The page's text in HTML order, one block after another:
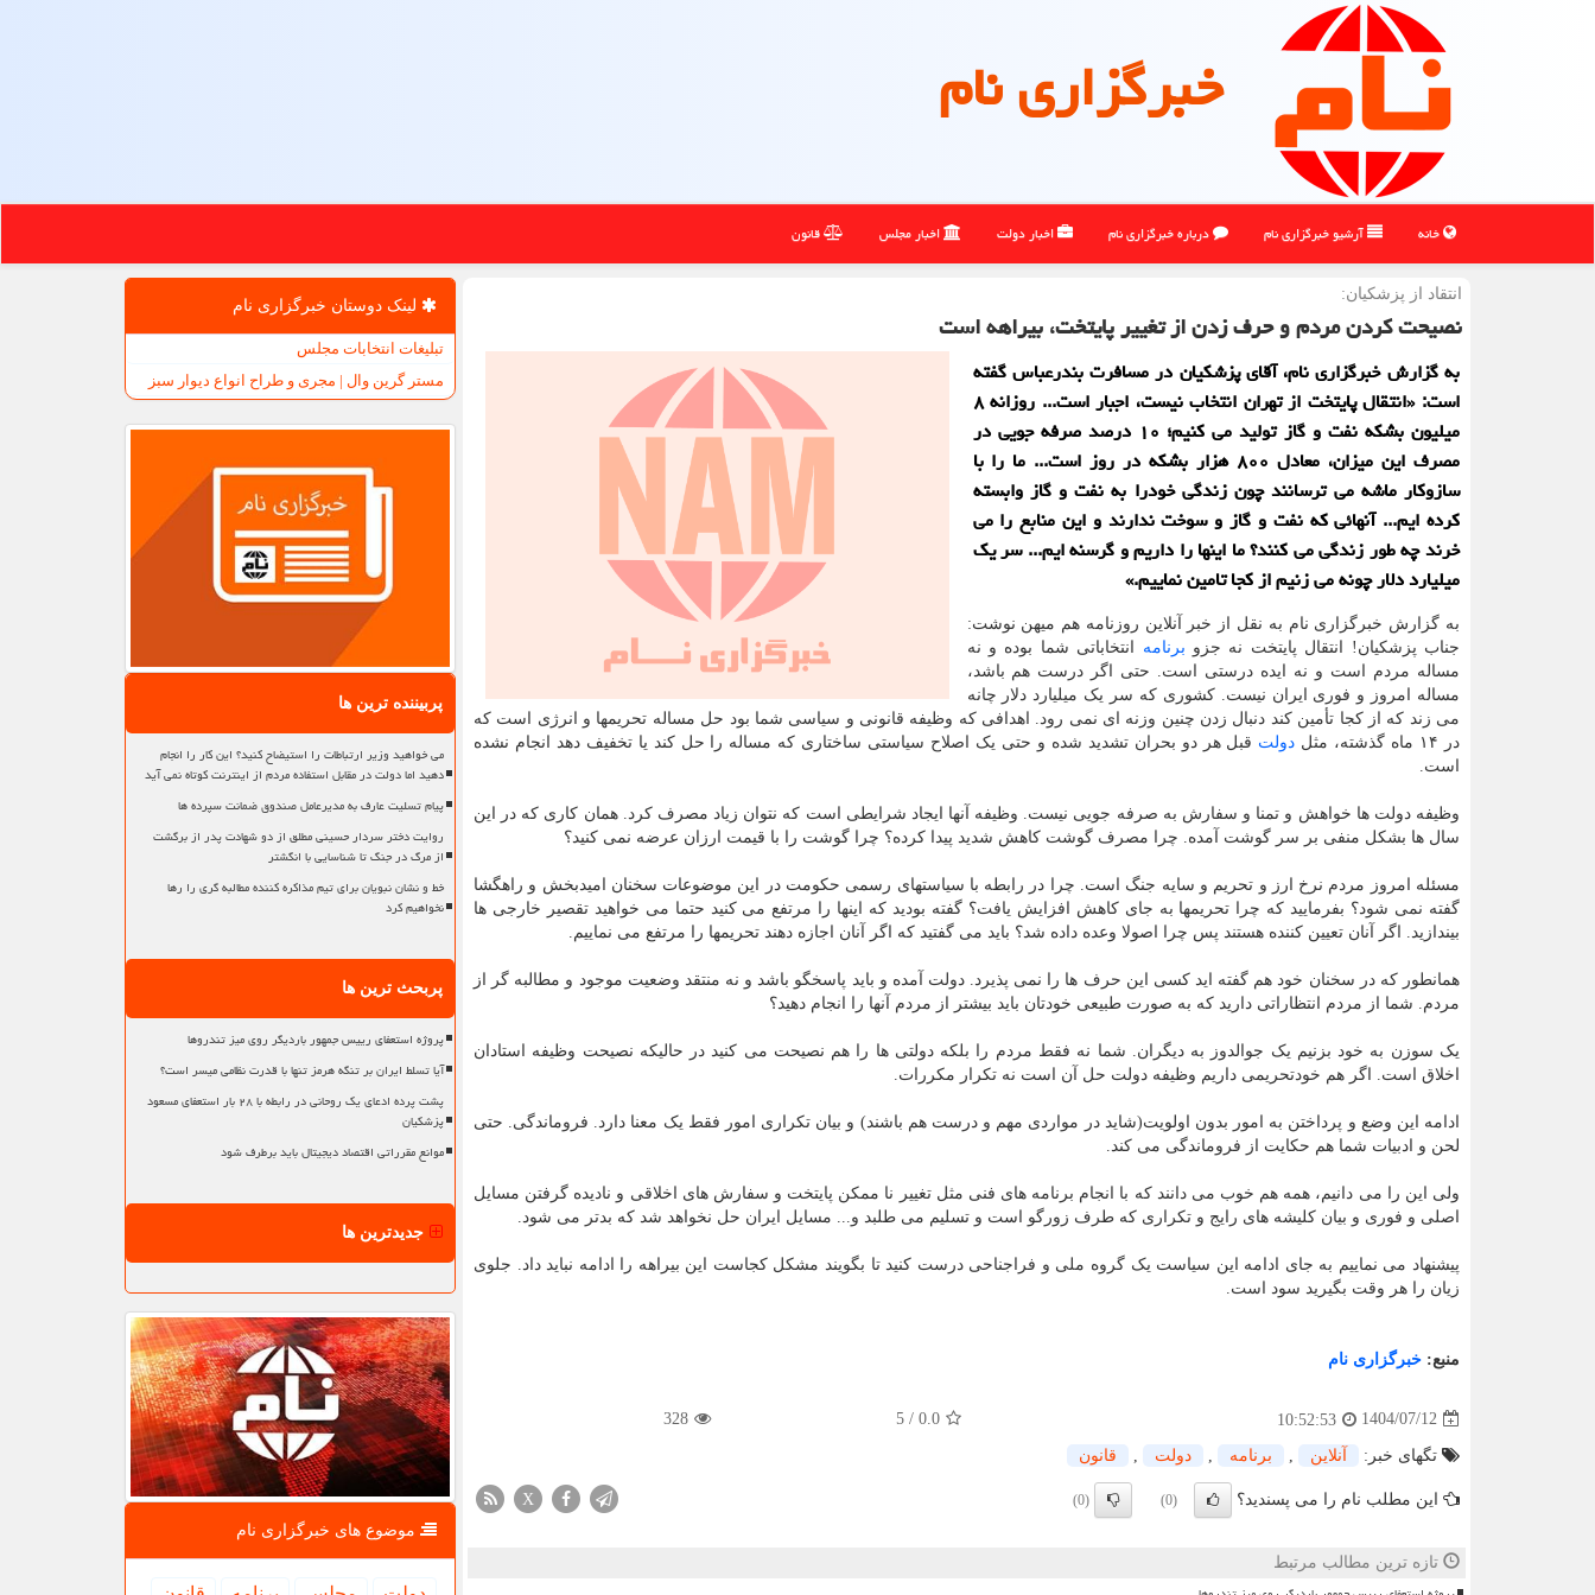
خبرگزاری نام
خانه آرشیو خبرگزاری نام درباره خبرگزاری نام اخبار دولت اخبار مجلس قانون
انتقاد از پزشكیان:
نصیحت کردن مردم و حرف زدن از تغییر پایتخت، بیراهه است
به گزارش خبرگزاری نام، آقای پزشکیان در مسافرت بندرعباس گفته
است: «انتقال پایتخت از تهران انتخاب نیست، اجبار است... روزانه ۸
میلیون بشکه نفت و گاز تولید می کنیم؛ ۱۰ درصد صرفه جویی در
مصرف این میزان، معادل ۸۰۰ هزار بشکه در روز است... ما را با
سازوکار ماشه می ترسانند چون زندگی خودرا به نفت و گاز وابسته
کرده ایم... آنهائی که نفت و گاز و سوخت ندارند و این منابع را می
خرند چه طور زندگی می کنند؟ ما اینها را داریم و گرسنه ایم... سر یک
میلیارد دلار چونه می زنیم از کجا تامین نماییم.»
به گزارش خبرگزاری نام به نقل از خبر آنلاین روزنامه هم میهن نوشت:
جناب پزشکیان! انتقال پایتخت نه جزو برنامه انتخاباتی شما بوده و نه
مساله مردم است و نه ایده درستی است. حتی اگر درست هم باشد،
مساله امروز و فوری ایران نیست. کشوری که سر یک میلیارد دلار چانه
می زند که از کجا تأمین کند دنبال زدن چنین وزنه ای نمی رود. اهدافی که وظیفه قانونی و سیاسی شما بود حل مساله تحریمها و انرژی است که
در ۱۴ ماه گذشته، مثل
دولت قبل هر دو بحران تشدید شده و حتی یک اصلاح سیاستی ساختاری که مساله را حل کند یا تخفیف دهد انجام نشده
است.
وظیفه دولت ها خواهش و تمنا و سفارش به صرفه جویی نیست. وظیفه آنها ایجاد شرایطی است که نتوان زیاد مصرف کرد. همان کاری که در این
سال ها بشکل منفی بر سر گوشت آمده. چرا مصرف گوشت کاهش شدید پیدا کرده؟ چرا گوشت را با قیمت ارزان عرضه نمی کنید؟
مسئله امروز مردم نرخ ارز و تحریم و سایه جنگ است. چرا در رابطه با سیاستهای رسمی حکومت در این موضوعات سخنان امیدبخش و راهگشا
گفته نمی شود؟ بفرمایید که چرا تحریمها به جای کاهش افزایش یافت؟ گفته بودید که اینها را مرتفع می کنید حتما می خواهید تقصیر خارجی ها
بیندازید. اگر آنان تعیین کننده هستند پس چرا اصولا وعده داده شد؟ باید می گفتید که اگر آنان اجازه دهند تحریمها را مرتفع می نماییم.
همانطور که در سخنان خود هم گفته اید کسی این حرف ها را نمی پذیرد. دولت آمده و باید پاسخگو باشد و نه منتقد وضعیت موجود و مطالبه گر از
مردم. شما از مردم انتظاراتی دارید که به صورت طبیعی خودتان باید بیشتر از مردم آنها را انجام دهید؟
یک سوزن به خود بزنیم یک جوالدوز به دیگران. شما نه فقط مردم را بلکه دولتی ها را هم نصیحت می کنید در حالیکه نصیحت وظیفه استادان
اخلاق است. اگر هم خودتحریمی داریم وظیفه دولت حل آن است نه تکرار مکررات.
ادامه این وضع و پرداختن به امور بدون اولویت(شاید در مواردی مهم و درست هم باشند) و بیان تکراری امور فقط یک معنا دارد. فروماندگی. حتی
لحن و ادبیات شما هم حکایت از فروماندگی می کند.
ولی این را می دانیم، همه هم خوب می دانند که با انجام برنامه های فنی مثل تغییر نا ممکن پایتخت و سفارش های اخلاقی و نادیده گرفتن مسایل
اصلی و فوری و بیان کلیشه های رایج و تکراری که طرف زورگو است و تسلیم می طلبد و... مسایل ایران حل نخواهد شد که بدتر می شود.
پیشنهاد می نماییم به جای ادامه این سیاست یک گروه ملی و فراجناحی درست کنید تا بگویند مشکل کجاست این بیراهه را ادامه نباید داد. جلوی
زیان را هر وقت بگیرید سود است.
منبع: خبرگزاری نام
1404/07/12
10:52:53
0.0
/
5
328
تگهای خبر: آنلاین برنامه دولت قانون
این مطلب نام را می پسندید؟ (0)
(0)
X
تازه ترین مطالب مرتبط
لینک دوستان خبرگزاری نام
تبلیغات انتخابات مجلس
مستر گرین وال | مجری و طراح انواع دیوار سبز
پربیننده ترین ها
می خواهید وزیر ارتباطات را استیضاح کنید؟ این کار را انجام
دهید اما دولت در مقابل استفاده مردم از اینترنت کوتاه نمی آید
پیام تسلیت عارف به مدیرعامل صندوق ضمانت سپرده ها
روایت دختر سردار حسینی مطلق از دو شهادت پدر از برگشت
از مرگ در جنگ تا شناسایی با انگشتر
خط و نشان نبویان برای تیم مذاکره کننده مطالبه گری را رها
نخواهیم کرد
پربحث ترین ها
پروژه استعفای رییس جمهور باردیگر روی میز تندروها
آیا تسلط ایران بر تنگه هرمز تنها با قدرت نظامی میسر است؟
پشت پرده ادعای یک روحانی در رابطه با ۲۸ بار استعفای مسعود
پزشکیان
موانع مقرراتی اقتصاد دیجیتال باید برطرف شود
جدیدترین ها
موضوع های خبرگزاری نام